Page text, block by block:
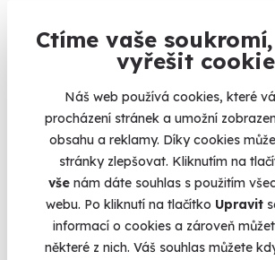
Ctíme vaše
vyřešit
Náš web používá cookies, které
procházení stránek a umožní
obsahu a reklamy. Díky cookies
stránky zlepšovat. Kliknutím na
vše nám dáte souhlas s použitím
webu. Po kliknutí na tlačítko Upravit
informací o cookies a zároveň
některé z nich. Váš souhlas můžete
Paintball
Zažijte barevnou přestřelku s přáteli.
Benešov (+ 2 další lokality)
999 Kč
Volný termín už 06. 08. 2026